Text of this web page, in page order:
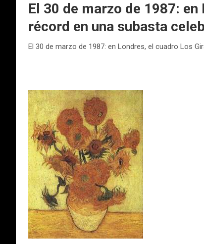
El 30 de marzo de 1987:
récord en una subasta
El 30 de marzo de 1987: en Londres, el cuadro Los